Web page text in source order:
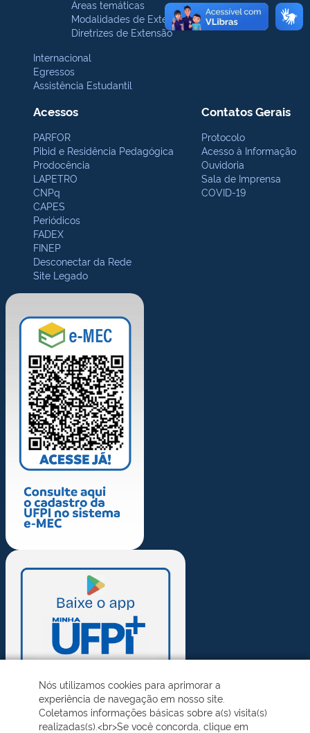
Áreas temáticas
Modalidades de Extensão
Diretrizes de Extensão
Internacional
Egressos
Assistência Estudantil
Acessos
PARFOR
Pibid e Residência Pedagógica
Prodocência
LAPETRO
CNPq
CAPES
Periódicos
FADEX
FINEP
Desconectar da Rede
Site Legado
Contatos Gerais
Protocolo
Acesso à Informação
Ouvidoria
Sala de Imprensa
COVID-19
Nós utilizamos cookies para aprimorar a
experiência de navegação em nosso site.
Coletamos informações básicas sobre a(s) visita(s)
realizadas(s).<br>Se você concorda, clique em